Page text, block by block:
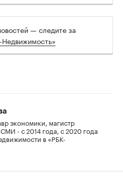
— следите за
экономики, магистр
- с 2014 года, с 2020 года
в «РБК-